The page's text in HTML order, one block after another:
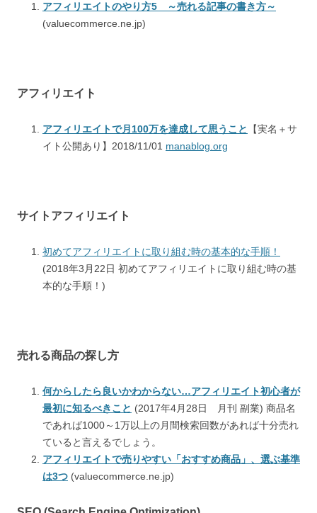
アフィリエイトのやり方5 ～売れる記事の書き方～
(valuecommerce.ne.jp)
アフィリエイト
アフィリエイトで月100万を達成して思うこと
【実名＋サ
イト公開あり】2018/11/01 manablog.org
サイトアフィリエイト
初めてアフィリエイトに取り組む時の基本的な手順！
(2018年3月22日 初めてアフィリエイトに取り組む時の基
本的な手順！)
売れる商品の探し方
何からしたら良いかわからない…アフィリエイト初心者が
最初に知るべきこと (2017年4月28日 月刊 副業) 商品名
であれば1000～1万以上の月間検索回数があれば十分売れ
ていると言えるでしょう。
アフィリエイトで売りやすい「おすすめ商品」、選ぶ基準
は3つ (valuecommerce.ne.jp)